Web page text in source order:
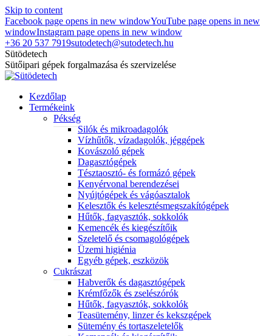
Skip to content
Facebook page opens in new windowYouTube page opens in new
windowInstagram page opens in new window
+36 20 537 7919sutodetech@sutodetech.hu
Sütödetech
Sütőipari gépek forgalmazása és szervizelése
Kezdőlap
Termékeink
Pékség
Silók és mikroadagolók
Vízhűtők, vízadagolók, jéggépek
Kovászoló gépek
Dagasztógépek
Tésztaosztó- és formázó gépek
Kenyérvonal berendezései
Nyújtógépek és vágóasztalok
Kelesztők és kelesztésmegszakítógépek
Hűtők, fagyasztók, sokkolók
Kemencék és kiegészítőik
Szeletelő és csomagológépek
Üzemi higiénia
Egyéb gépek, eszközök
Cukrászat
Habverők és dagasztógépek
Krémfőzők és zselészórók
Hűtők, fagyasztók, sokkolók
Teasütemény, linzer és kekszgépek
Sütemény és tortaszeletelők